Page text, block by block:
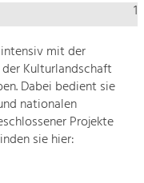
1
mit der
Kulturlandschaft
Dabei bedient sie
nationalen
Projekte
sie hier: